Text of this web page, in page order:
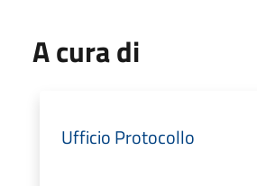
A cura di
Ufficio Protocollo